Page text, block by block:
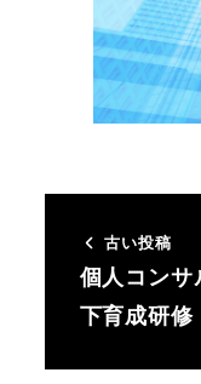
古い投稿
個人コン
下育成研修